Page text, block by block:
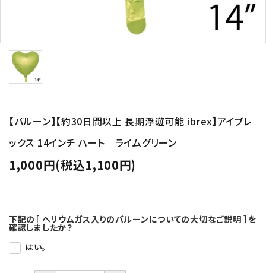
meeting_room ログイン
【バルーン】【約30日間以上 長期浮遊可能 ibrex】アイブレ
ックス 14インチ ハート ライムグリーン
1,000円(税込1,100円)
下記の［ ヘリウムガス入りのバルーンについての大切なご説明 ］を
確認しましたか？
はい。